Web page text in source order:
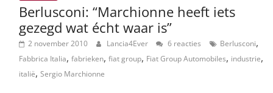
Berlusconi: “Marchionne heeft iets
gezegd wat écht waar is”
2 november 2010 Lancia4Ever 6 reacties Berlusconi,
Fabbrica Italia, fabrieken, fiat group, Fiat Group Automobiles, industrie,
italië, Sergio Marchionne